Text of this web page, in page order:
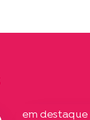
em destaque